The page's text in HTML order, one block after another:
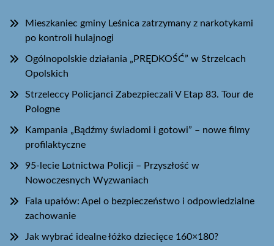
Mieszkaniec gminy Leśnica zatrzymany z narkotykami
po kontroli hulajnogi
Ogólnopolskie działania „PRĘDKOŚĆ” w Strzelcach
Opolskich
Strzeleccy Policjanci Zabezpieczali V Etap 83. Tour de
Pologne
Kampania „Bądźmy świadomi i gotowi” – nowe filmy
profilaktyczne
95-lecie Lotnictwa Policji – Przyszłość w
Nowoczesnych Wyzwaniach
Fala upałów: Apel o bezpieczeństwo i odpowiedzialne
zachowanie
Jak wybrać idealne łóżko dziecięce 160×180?